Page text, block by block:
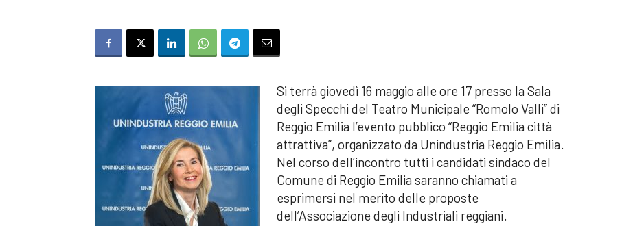
Si terrà giovedì 16 maggio alle ore 17 presso la Sala
degli Specchi del Teatro Municipale “Romolo Valli” di
Reggio Emilia l’evento pubblico “Reggio Emilia città
attrattiva”, organizzato da Unindustria Reggio Emilia.
Nel corso dell’incontro tutti i candidati sindaco del
Comune di Reggio Emilia saranno chiamati a
esprimersi nel merito delle proposte
dell’Associazione degli Industriali reggiani.